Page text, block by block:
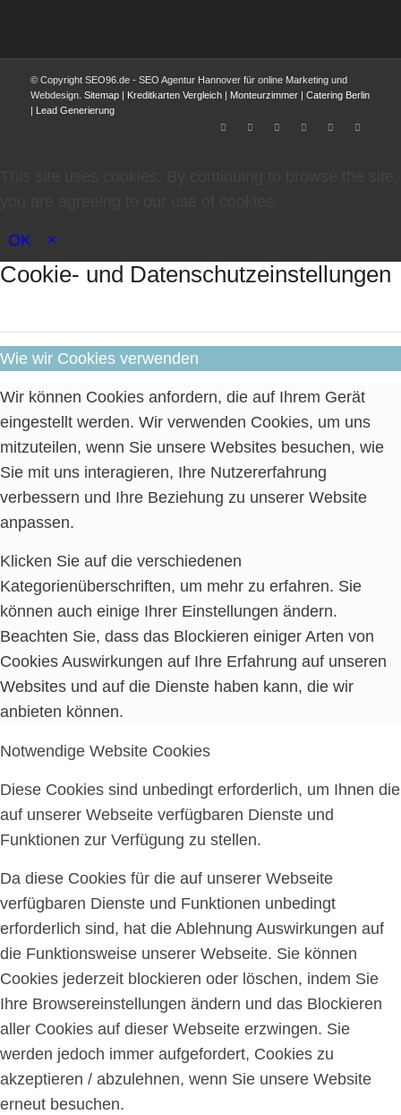
© Copyright SEO96.de - SEO Agentur Hannover für online Marketing und
Webdesign. Sitemap| Kreditkarten Vergleich| Monteurzimmer| Catering Berlin
Lead Generierung
OK ×
Cookie- und Datenschutzeinstellungen
Wie wir Cookies verwenden
Wir können Cookies anfordern, die auf Ihrem Gerät
eingestellt werden. Wir verwenden Cookies, um uns
mitzuteilen, wenn Sie unsere Websites besuchen, wie
Sie mit uns interagieren, Ihre Nutzererfahrung
verbessern und Ihre Beziehung zu unserer Website
anpassen.
Klicken Sie auf die verschiedenen
Kategorienüberschriften, um mehr zu erfahren. Sie
können auch einige Ihrer Einstellungen ändern.
Beachten Sie, dass das Blockieren einiger Arten von
Cookies Auswirkungen auf Ihre Erfahrung auf unseren
Websites und auf die Dienste haben kann, die wir
anbieten können.
Notwendige Website Cookies
Diese Cookies sind unbedingt erforderlich, um Ihnen die
auf unserer Webseite verfügbaren Dienste und
Funktionen zur Verfügung zu stellen.
Da diese Cookies für die auf unserer Webseite
verfügbaren Dienste und Funktionen unbedingt
erforderlich sind, hat die Ablehnung Auswirkungen auf
die Funktionsweise unserer Webseite. Sie können
Cookies jederzeit blockieren oder löschen, indem Sie
Ihre Browsereinstellungen ändern und das Blockieren
aller Cookies auf dieser Webseite erzwingen. Sie
werden jedoch immer aufgefordert, Cookies zu
akzeptieren / abzulehnen, wenn Sie unsere Website
erneut besuchen.